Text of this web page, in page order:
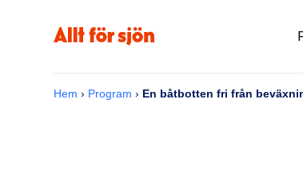
Hem › Program › En båtbotten fri från